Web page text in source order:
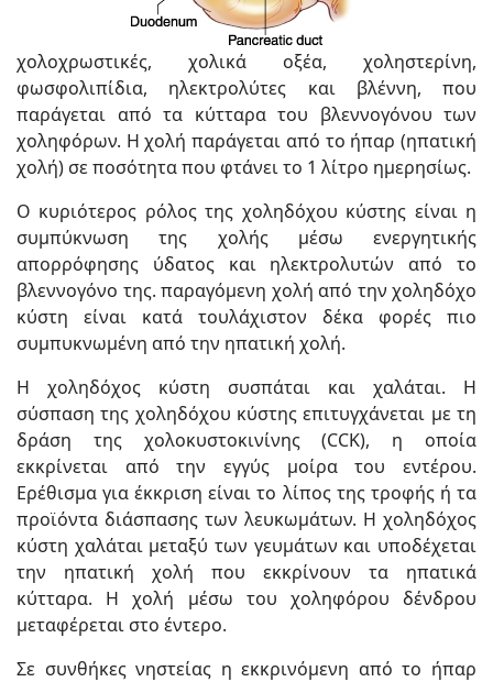
χολοχρωστικές, χολικά οξέα, χοληστερίνη,
φωσφολιπίδια, ηλεκτρολύτες και βλέννη, που
παράγεται από τα κύτταρα του βλεννογόνου των
χοληφόρων. Η χολή παράγεται από το ήπαρ (ηπατική
χολή) σε ποσότητα που φτάνει το 1 λίτρο ημερησίως.
Ο κυριότερος ρόλος της χοληδόχου κύστης είναι η
συμπύκνωση της χολής μέσω ενεργητικής
απορρόφησης ύδατος και ηλεκτρολυτών από το
βλεννογόνο της. παραγόμενη χολή από την χοληδόχο
κύστη είναι κατά τουλάχιστον δέκα φορές πιο
συμπυκνωμένη από την ηπατική χολή.
Η χοληδόχος κύστη συσπάται και χαλάται. Η
σύσπαση της χοληδόχου κύστης επιτυγχάνεται με τη
δράση της χολοκυστοκινίνης (CCK), η οποία
εκκρίνεται από την εγγύς μοίρα του εντέρου.
Ερέθισμα για έκκριση είναι το λίπος της τροφής ή τα
προϊόντα διάσπασης των λευκωμάτων. Η χοληδόχος
κύστη χαλάται μεταξύ των γευμάτων και υποδέχεται
την ηπατική χολή που εκκρίνουν τα ηπατικά
κύτταρα. Η χολή μέσω του χοληφόρου δένδρου
μεταφέρεται στο έντερο.
Σε συνθήκες νηστείας η εκκρινόμενη από το ήπαρ